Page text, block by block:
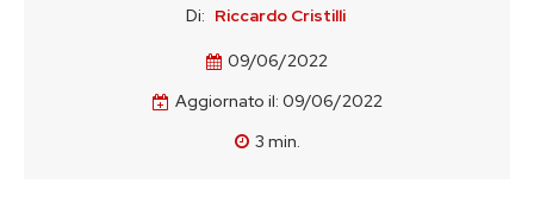
Di: Riccardo Cristilli
09/06/2022
Aggiornato il: 09/06/2022
3 min.